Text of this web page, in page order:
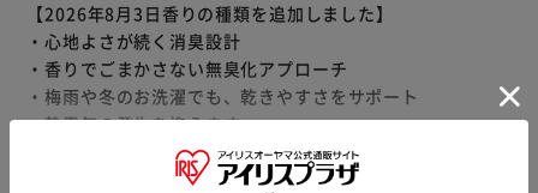
【2026年8月3日香りの種類を追加しました】
・心地よさが続く消臭設計
・香りでごまかさない無臭化アプローチ
・梅雨や冬のお洗濯でも、乾きやすさをサポート
・静電気の発生を抑えます。
・お洗濯時から着用時まで、さわやかさが続きます※使用環
境により異なります。